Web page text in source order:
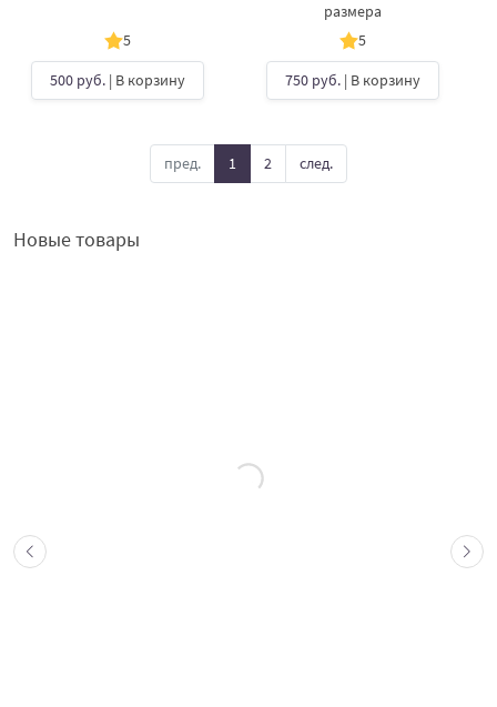
5
500 руб. | В корзину
размера
5
750 руб. | В корзину
пред. 1 2 след.
Новые товары